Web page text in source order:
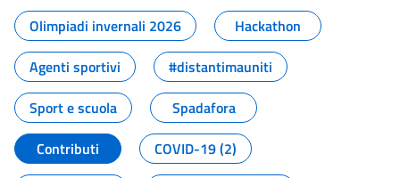
Olimpiadi invernali 2026
Hackathon
Agenti sportivi
#distantimauniti
Sport e scuola
Spadafora
Contributi
COVID-19 (2)